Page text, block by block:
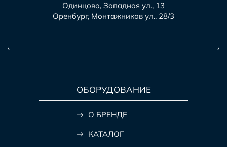
Одинцово, Западная ул., 13
Оренбург, Монтажников ул., 28/3
ОБОРУДОВАНИЕ
О БРЕНДЕ
КАТАЛОГ